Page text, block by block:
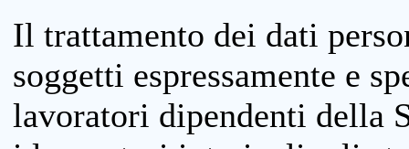
Il trattamento dei dati
soggetti espressamente e
lavoratori dipendenti della